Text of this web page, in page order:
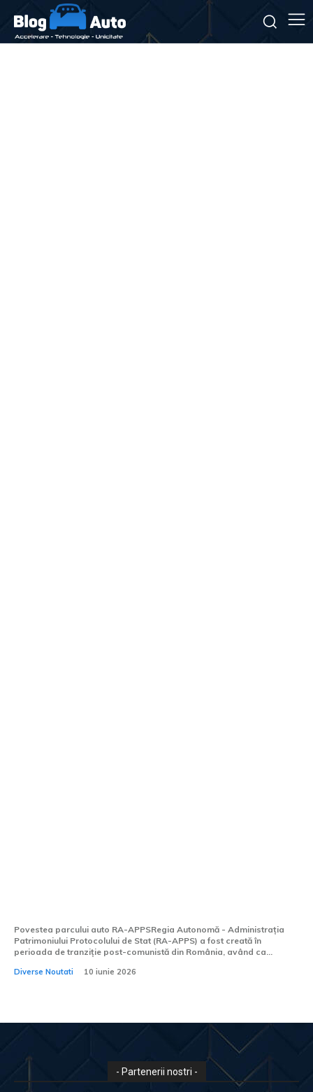
Povestea parcului auto RA-APPSRegia Autonomă - Administrația
Patrimoniului Protocolului de Stat (RA-APPS) a fost creată în
perioada de tranziție post-comunistă din România, având ca...
Diverse Noutati 10 iunie 2026
- Partenerii nostri -